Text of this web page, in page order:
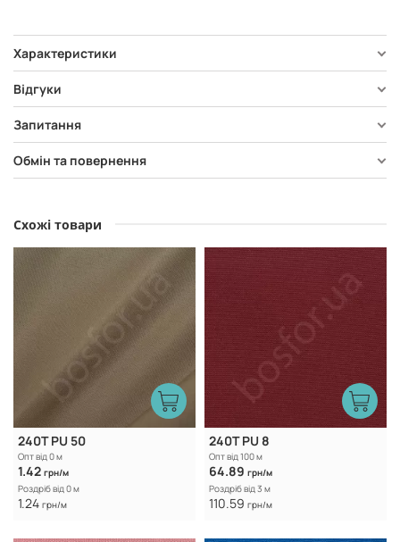
Характеристики
Відгуки
Запитання
Обмін та повернення
Схожі товари
240Т PU 50
Опт від 0 м
1.42 грн/м
Роздріб від 0 м
1.24 грн/м
240Т PU 8
Опт від 100 м
64.89 грн/м
Роздріб від 3 м
110.59 грн/м